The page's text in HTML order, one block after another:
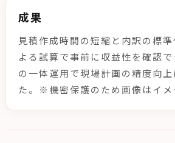
成果
見積作成時間の短縮と内訳の標
よる試算で事前に収益性を確認で
の一体運用で現場計画の精度向
た。※機密保護のため画像はイメ